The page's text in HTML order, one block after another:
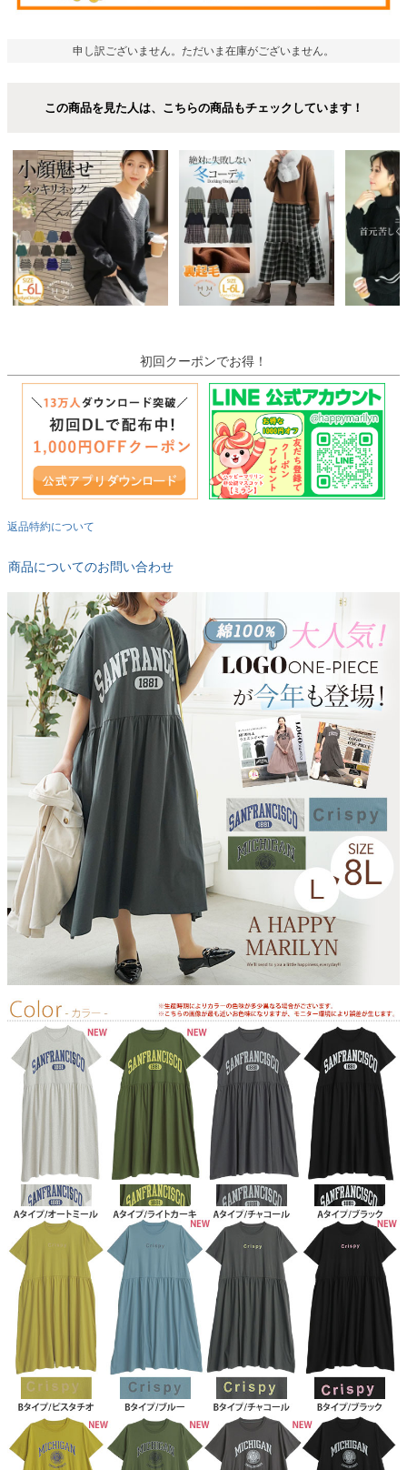
申し訳ございません。ただいま在庫がございません。
この商品を見た人は、こちらの商品もチェックしています！
初回クーポンでお得！
返品特約について
商品についてのお問い合わせ